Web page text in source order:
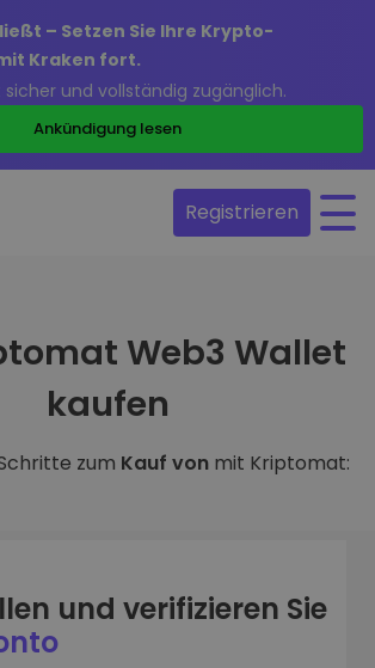
– Setzen Sie Ihre Krypto-
Kraken fort.
und vollständig zugänglich.
Ankündigung lesen
Registrieren
Web3 Wallet
kaufen
zum Kauf von mit Kriptomat:
und verifizieren Sie